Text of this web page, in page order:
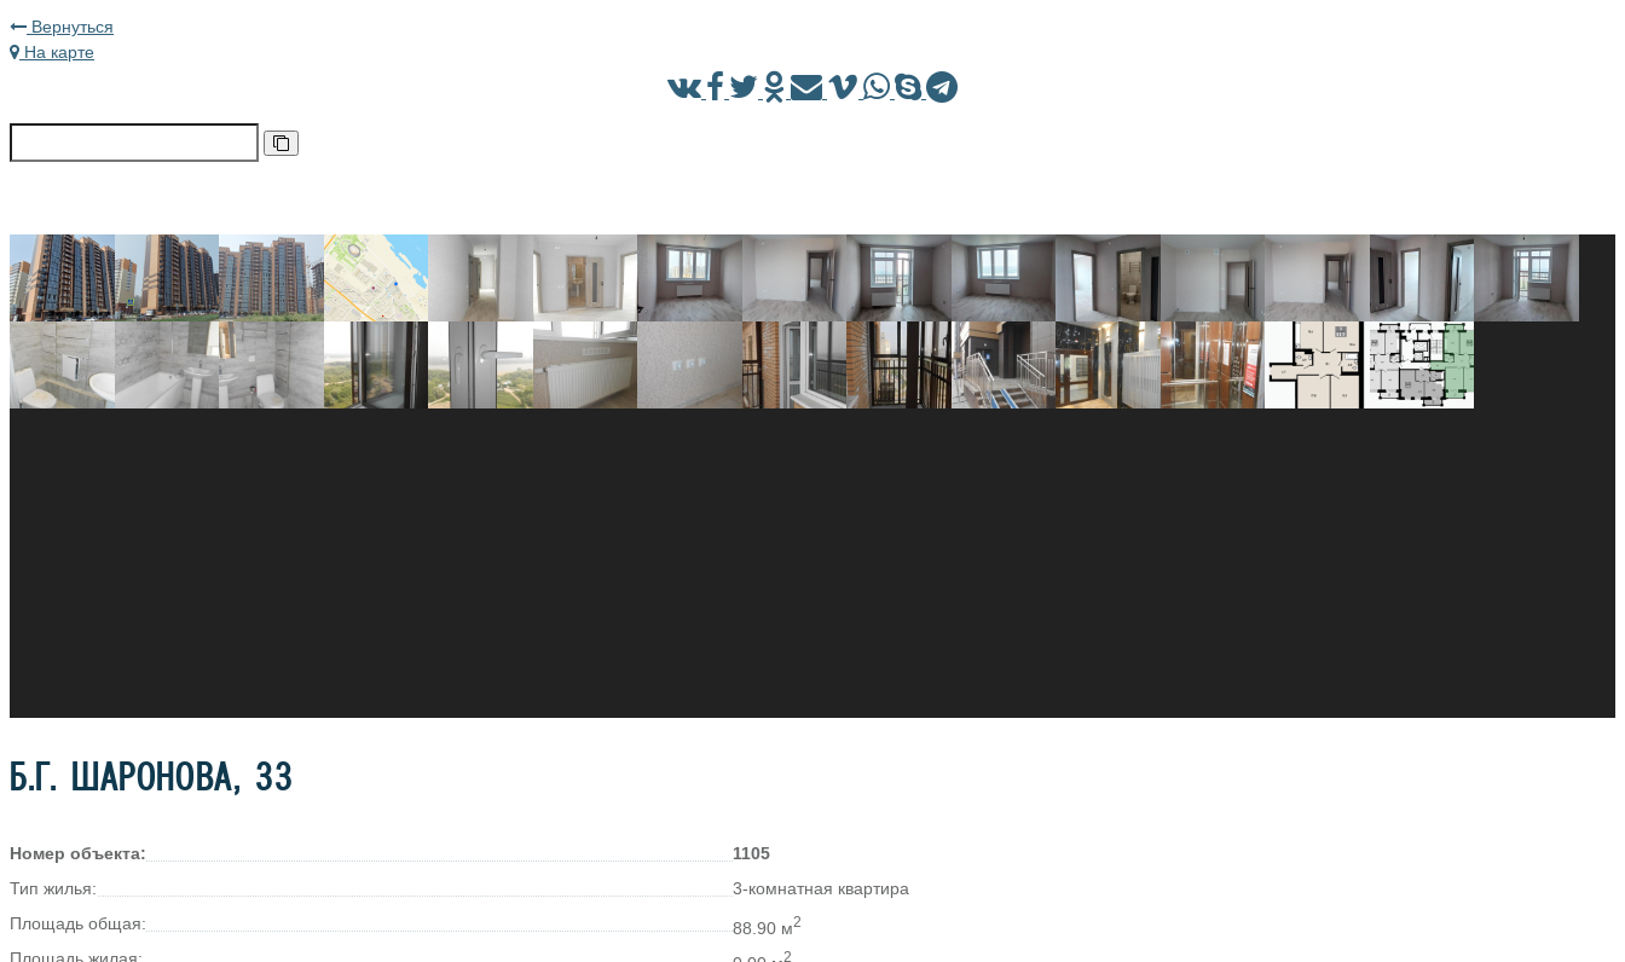
Вернуться
На карте
Б.Г. ШАРОНОВА, 33
Номер объекта:
1105
Тип жилья:
3-комнатная квартира
Площадь общая:
88.90 м2
Площадь жилая: 2